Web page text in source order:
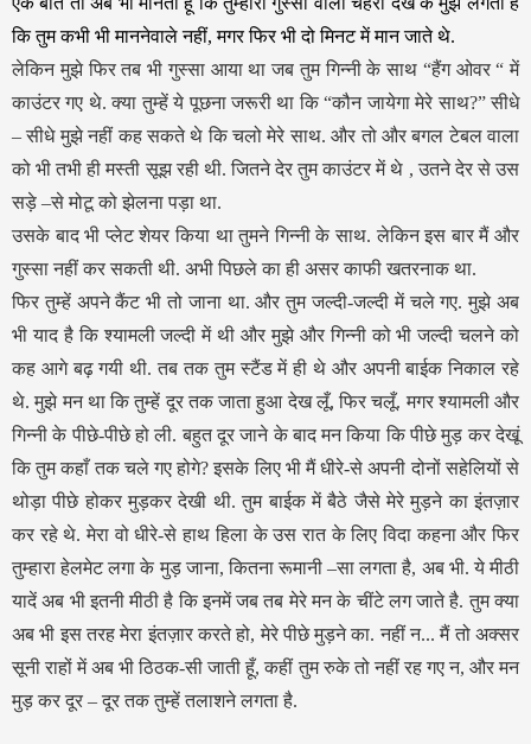
कि तुम कभी भी माननेवाले नहीं, मगर फिर भी दो मिनट में मान जाते थे.
लेकिन मुझे फिर तब भी गुस्सा आया था जब तुम गिन्नी के साथ “हैंग ओवर “ में
काउंटर गए थे. क्या तुम्हें ये पूछना जरूरी था कि “कौन जायेगा मेरे साथ?” सीधे
– सीधे मुझे नहीं कह सकते थे कि चलो मेरे साथ. और तो और बगल टेबल वाला
को भी तभी ही मस्ती सूझ रही थी. जितने देर तुम काउंटर में थे , उतने देर से उस
सड़े –से मोटू को झेलना पड़ा था.
उसके बाद भी प्लेट शेयर किया था तुमने गिन्नी के साथ. लेकिन इस बार मैं और
गुस्सा नहीं कर सकती थी. अभी पिछले का ही असर काफी खतरनाक था.
फिर तुम्हें अपने कैंट भी तो जाना था. और तुम जल्दी-जल्दी में चले गए. मुझे अब
भी याद है कि श्यामली जल्दी में थी और मुझे और गिन्नी को भी जल्दी चलने को
कह आगे बढ़ गयी थी. तब तक तुम स्टैंड में ही थे और अपनी बाईक निकाल रहे
थे. मुझे मन था कि तुम्हें दूर तक जाता हुआ देख लूँ, फिर चलूँ. मगर श्यामली और
गिन्नी के पीछे-पीछे हो ली. बहुत दूर जाने के बाद मन किया कि पीछे मुड़ कर देखूं
कि तुम कहाँ तक चले गए होगे? इसके लिए भी मैं धीरे-से अपनी दोनों सहेलियों से
थोड़ा पीछे होकर मुड़कर देखी थी. तुम बाईक में बैठे जैसे मेरे मुड़ने का इंतज़ार
कर रहे थे. मेरा वो धीरे-से हाथ हिला के उस रात के लिए विदा कहना और फिर
तुम्हारा हेलमेट लगा के मुड़ जाना, कितना रूमानी –सा लगता है, अब भी. ये मीठी
यादें अब भी इतनी मीठी है कि इनमें जब तब मेरे मन के चींटे लग जाते है. तुम क्या
अब भी इस तरह मेरा इंतज़ार करते हो, मेरे पीछे मुड़ने का. नहीं न... मैं तो अक्सर
सूनी राहों में अब भी ठिठक-सी जाती हूँ, कहीं तुम रुके तो नहीं रह गए न, और मन
मुड़ कर दूर – दूर तक तुम्हें तलाशने लगता है.